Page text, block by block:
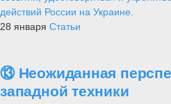
действий России на Украине.
28 января Статьи
⑬ Неожиданная
западной техники